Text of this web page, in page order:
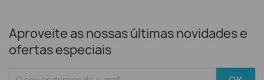
Aproveite as nossas últimas novidades e
ofertas especiais